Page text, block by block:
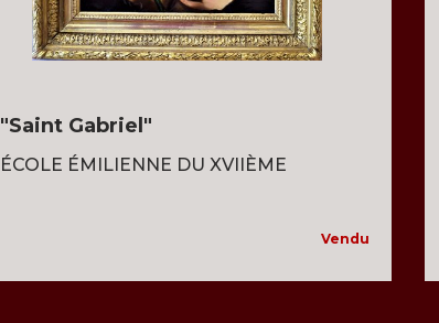
"Saint Gabriel"
ÉCOLE ÉMILIENNE DU XVIIÈME
Vendu